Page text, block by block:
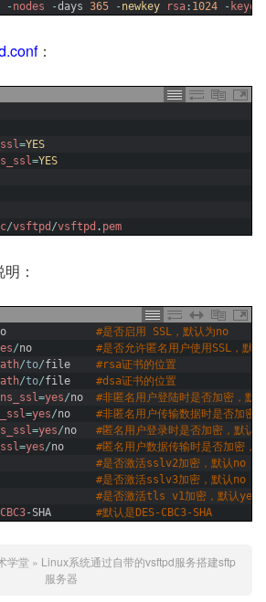
- nodes -days 365 - newkey rsa : 1024 -
：
=YES
=YES
/vsftpd /vsftpd . pem
：
#是否启用 SSL，默认为no
/no
#是否允许匿名用户使用SSL，默
/to/file
#rsa证书的位置
/to/file
#dsa证书的位置
=yes/no
#非匿名用户登陆时是否加密，默
=yes/no
#非匿名用户传输数据时是否加密
=yes/no
#匿名用户登录时是否加密，默认
=yes/no
#匿名用户数据传输时是否加密，
#是否激活sslv2加密，默认no
#是否激活sslv3加密，默认no
#是否激活tls v1加密，默认yes
CBC3-SHA #默认是DES-CBC3-SHA
学堂 » Linux系统通过自带的vsftpd服务搭建sftp
服务器